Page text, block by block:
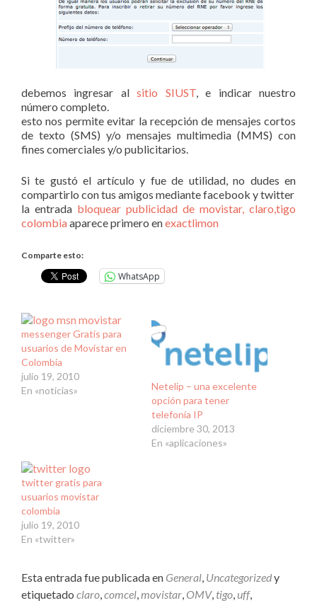
debemos ingresar alsitio SIUST, e indicar nuestro
número completo.
esto nos permite evitar la recepción de mensajes cortos
de texto (SMS) y/o mensajes multimedia (MMS) con
fines comerciales y/o publicitarios.
Si te gustó el artículo y fue de utilidad, no dudes en
compartirlo con tus amigos mediante facebook y twitter
la entrada bloquear publicidad de movistar, claro,tigo
colombiaaparece primero enexactlimon
Comparte esto:
WhatsApp
messenger Gratis para
usuarios de Movistar en
Colombia
julio 19, 2010
En «noticias»
Netelip – una excelente
opción para tener
telefonía IP
diciembre 30, 2013
En «aplicaciones»
twitter gratis para
usuarios movistar
colombia
julio 19, 2010
En «twitter»
Esta entrada fue publicada en General Uncategorizedy
etiquetado claro comcel movistar OMV, tigo uff,